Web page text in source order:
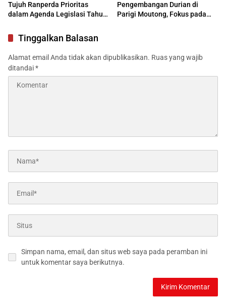
Tujuh Ranperda Prioritas
dalam Agenda Legislasi Tahun
Pengembangan Durian di
Parigi Moutong, Fokus pada
Tinggalkan Balasan
Alamat email Anda tidak akan dipublikasikan. Ruas yang wajib
ditandai*
Simpan nama, email, dan situs web saya pada peramban ini
untuk komentar saya berikutnya.